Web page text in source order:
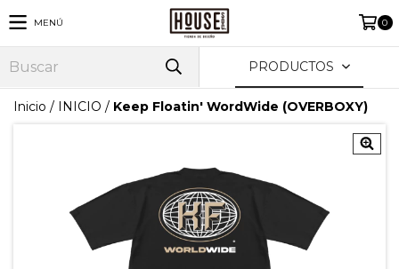
MENÚ 0
PRODUCTOS
Inicio / INICIO / Keep Floatin' WordWide (OVERBOXY)